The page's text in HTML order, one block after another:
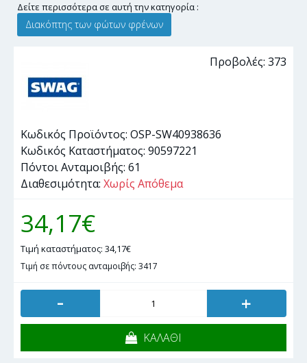
Δείτε περισσότερα σε αυτή την κατηγορία :
Διακόπτης των φώτων φρένων
Προβολές: 373
Κωδικός Προϊόντος: OSP-SW40938636
Κωδικός Καταστήματος: 90597221
Πόντοι Ανταμοιβής: 61
Διαθεσιμότητα: Χωρίς Απόθεμα
34,17€
Τιμή καταστήματος: 34,17€
Τιμή σε πόντους ανταμοιβής: 3417
- +
ΚΑΛΑΘΙ